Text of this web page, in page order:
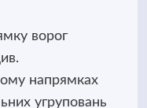
ворог
напрямках
угруповань